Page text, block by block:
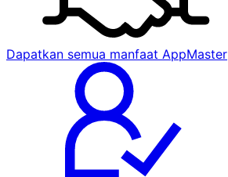
Dapatkan semua manfaat AppMaster